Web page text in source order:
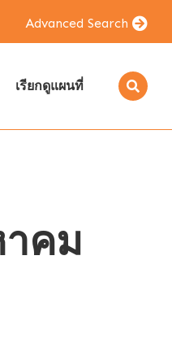
Advanced Search
เรียกดูแผนที่
คม